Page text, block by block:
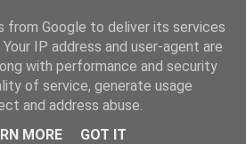
from Google to deliver its services
IP address and user-agent are
with performance and security
of service, generate usage
and address abuse.
MORE
GOT IT